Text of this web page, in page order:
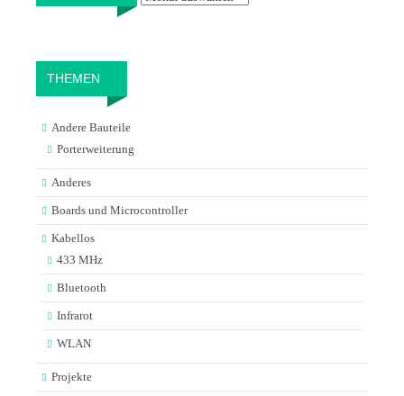
THEMEN
Andere Bauteile
Porterweiterung
Anderes
Boards und Microcontroller
Kabellos
433 MHz
Bluetooth
Infrarot
WLAN
Projekte